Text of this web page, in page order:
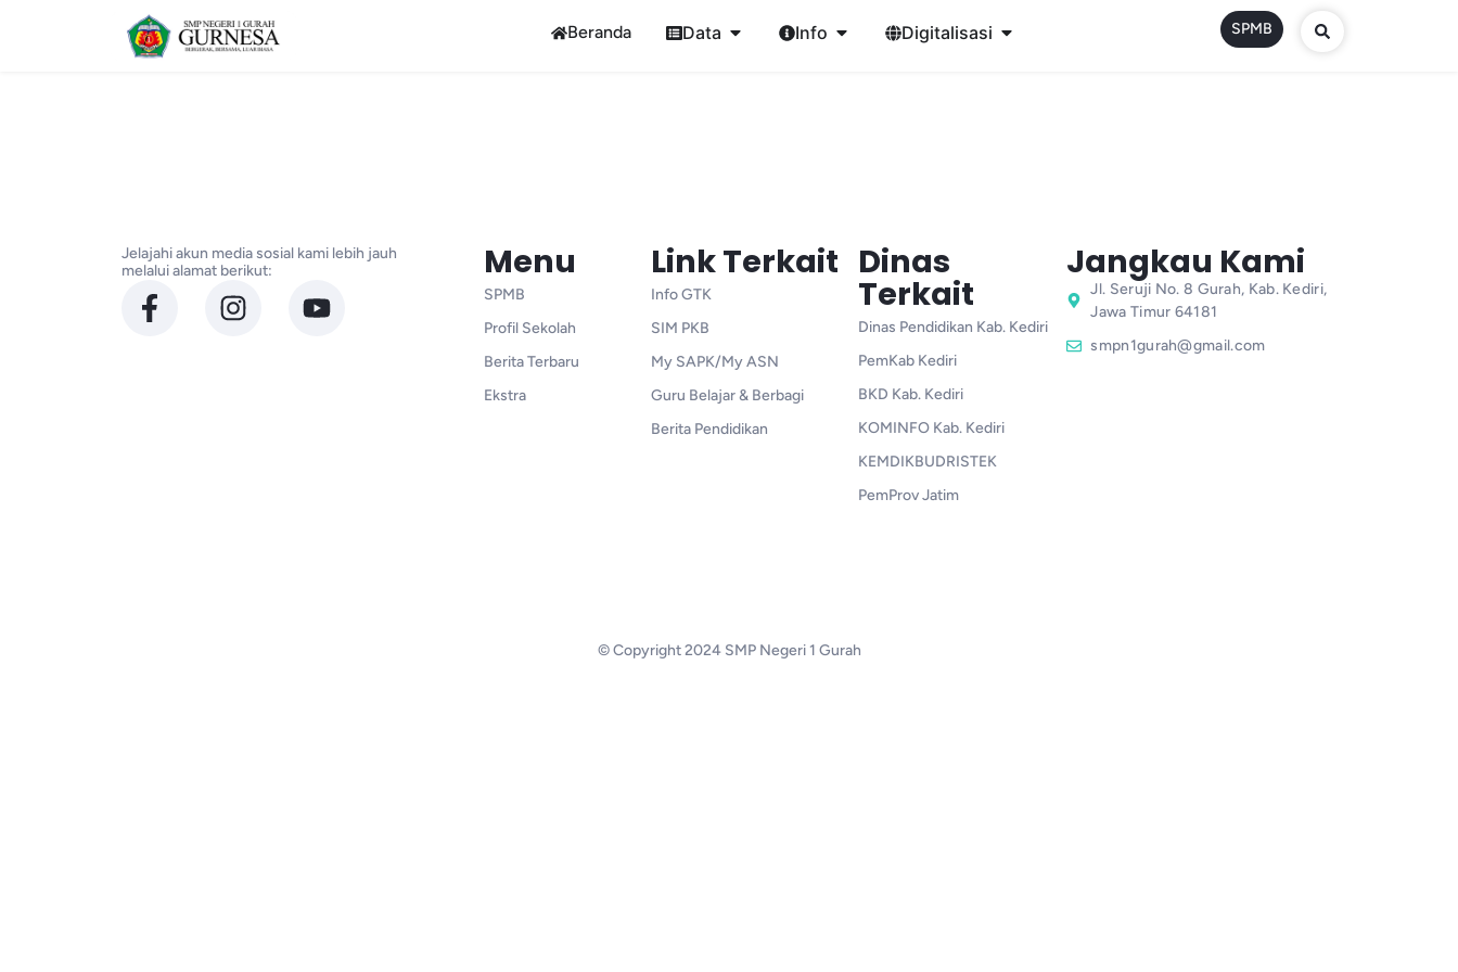
Beranda Data Info Digitalisasi SPMB
Jelajahi akun media sosial kami lebih jauh
melalui alamat berikut:
Menu
SPMB
Profil Sekolah
Berita Terbaru
Ekstra
Link Terkait
Info GTK
SIM PKB
My SAPK/My ASN
Guru Belajar & Berbagi
Berita Pendidikan
Dinas
Terkait
Dinas Pendidikan Kab. Kediri
PemKab Kediri
BKD Kab. Kediri
KOMINFO Kab. Kediri
KEMDIKBUDRISTEK
PemProv Jatim
Jangkau Kami
Jl. Seruji No. 8 Gurah, Kab. Kediri,
Jawa Timur 64181
smpn1gurah@gmail.com
© Copyright 2024 SMP Negeri 1 Gurah